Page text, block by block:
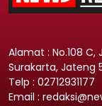
Alamat : No.108 C,
Surakarta, Jateng
Telp : 02712931177
Email :